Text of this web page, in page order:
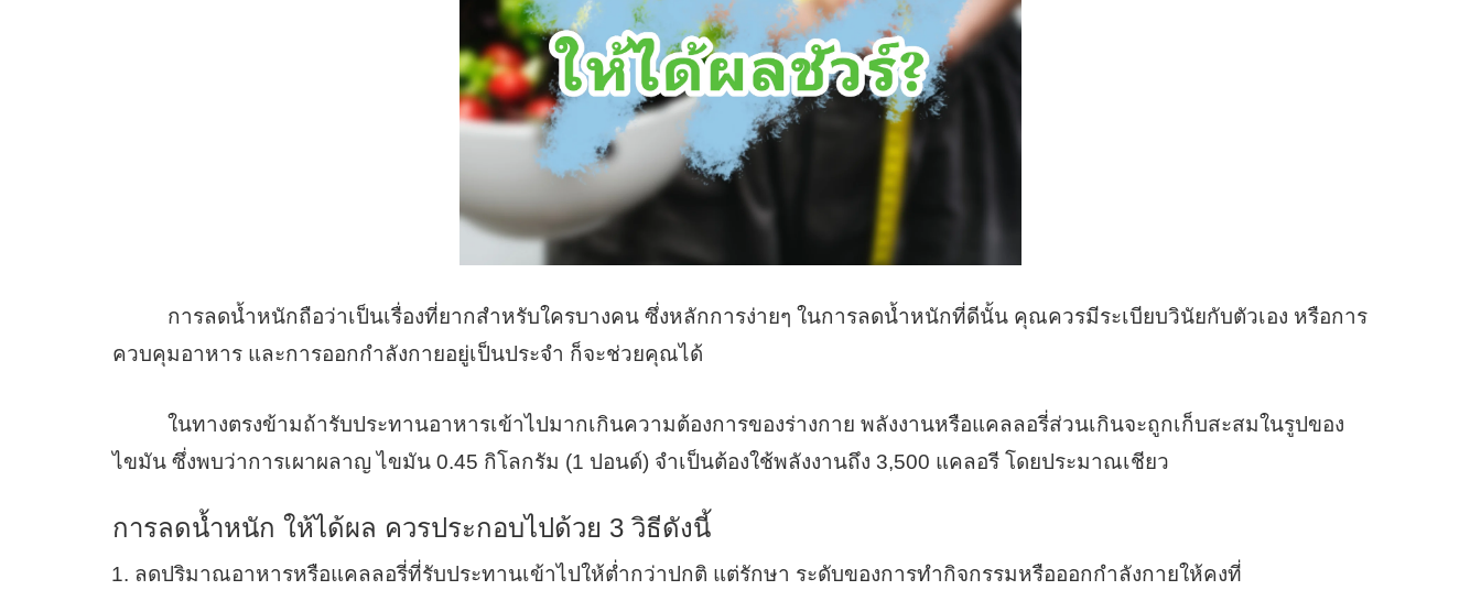
การลดน้ำหนักถือว่าเป็นเรื่องที่ยากสำหรับใครบางคน ซึ่งหลักการง่ายๆ ในการลดน้ำหนักที่ดีนั้น คุณควรมีระเบียบวินัยกับตัวเอง หรือการ
ควบคุมอาหาร และการออกกำลังกายอยู่เป็นประจำ ก็จะช่วยคุณได้
ในทางตรงข้ามถ้ารับประทานอาหารเข้าไปมากเกินความต้องการของร่างกาย พลังงานหรือแคลลอรี่ส่วนเกินจะถูกเก็บสะสมในรูปของ
ไขมัน ซึ่งพบว่าการเผาผลาญ ไขมัน 0.45 กิโลกรัม (1 ปอนด์) จำเป็นต้องใช้พลังงานถึง 3,500 แคลอรี โดยประมาณเชียว
การลดน้ำหนัก ให้ได้ผล ควรประกอบไปด้วย 3 วิธีดังนี้
ลดปริมาณอาหารหรือแคลลอรี่ที่รับประทานเข้าไปให้ต่ำกว่าปกติ แต่รักษา ระดับของการทำกิจกรรมหรือออกกำลังกายให้คงที่